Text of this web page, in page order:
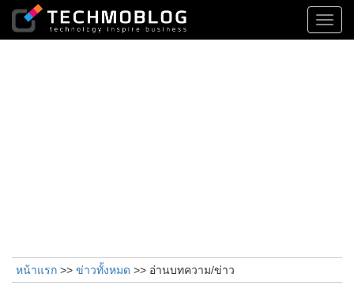
หน้าแรก >> ข่าวทั้งหมด >> อ่านบทความ/ข่าว